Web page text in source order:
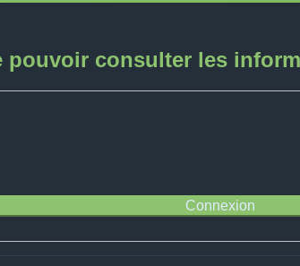
pouvoir consulter les